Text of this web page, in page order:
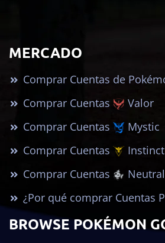
MERCADO
Comprar Cuentas de
Comprar Cuentas
Valor
Comprar Cuentas
Mystic
Comprar Cuentas
Instinct
Comprar Cuentas
Neutral
¿Por qué comprar Cuentas
BROWSE POKÉMON